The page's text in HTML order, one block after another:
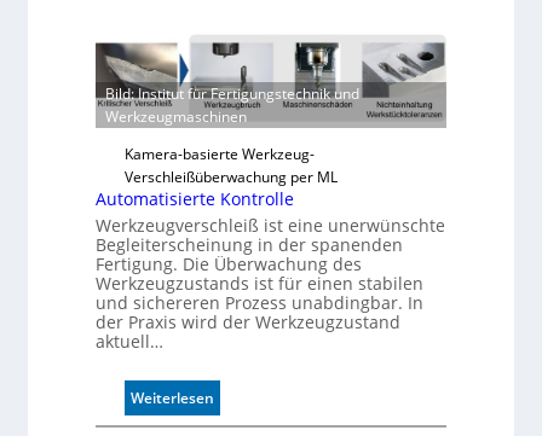
v
e
r
l
ä
s
s
i
g
e
D
r
u
c
m
r
Bild: Institut für Fertigungstechnik und
Werkzeugmaschinen
Kamera-basierte Werkzeug-
Verschleißüberwachung per ML
Automatisierte Kontrolle
Werkzeugverschleiß ist eine unerwünschte
Begleiterscheinung in der spanenden
Fertigung. Die Überwachung des
Werkzeugzustands ist für einen stabilen
und sichereren Prozess unabdingbar. In
der Praxis wird der Werkzeugzustand
aktuell…
Weiterlesen
A